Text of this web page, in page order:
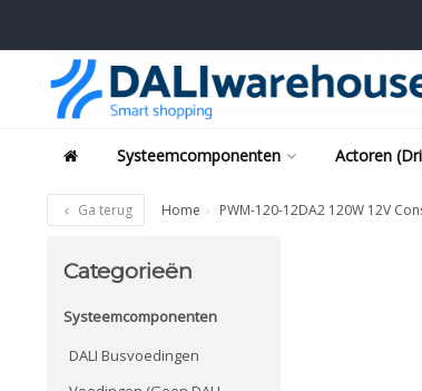
Systeemcomponenten Actoren
Ga terug Home PWM-120-12DA2 120W 12V
Categorieën
Systeemcomponenten
DALI Busvoedingen